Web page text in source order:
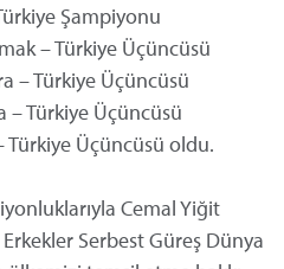
Şampiyonu
– Türkiye Üçüncüsü
– Türkiye Üçüncüsü
– Türkiye Üçüncüsü
Türkiye Üçüncüsü oldu.
Cemal Yiğit
Serbest Güreş Dünya